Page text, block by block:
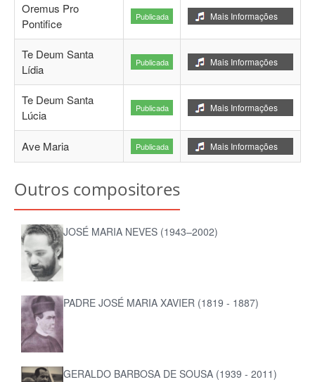
Oremus Pro
Pontifice
Publicada Mais Informações
Te Deum Santa
Lídia
Publicada Mais Informações
Te Deum Santa
Lúcia
Publicada Mais Informações
Ave Maria Publicada Mais Informações
Outros compositores
JOSÉ MARIA NEVES (1943–2002)
PADRE JOSÉ MARIA XAVIER (1819 - 1887)
GERALDO BARBOSA DE SOUSA (1939 - 2011)